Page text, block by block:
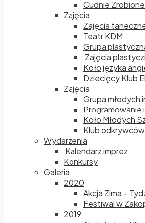
Cudnie
Zajęcia
Zajęcia
Teatr KDM
Grupa
Zajęcia
Koło języka
Dziecięcy Klub
Zajęcia
Grupa młodych
Programowanie
Koło Młodych
Klub
Wydarzenia
Kalendarz imprez
Konkursy
Galeria
2020
Akcja Zima –
Festiwal w
2019